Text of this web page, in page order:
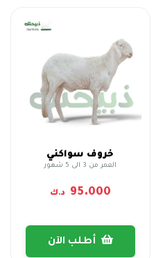
خروف سواكني
العمر من 3 الى 5 شهور
95.000 د.ك